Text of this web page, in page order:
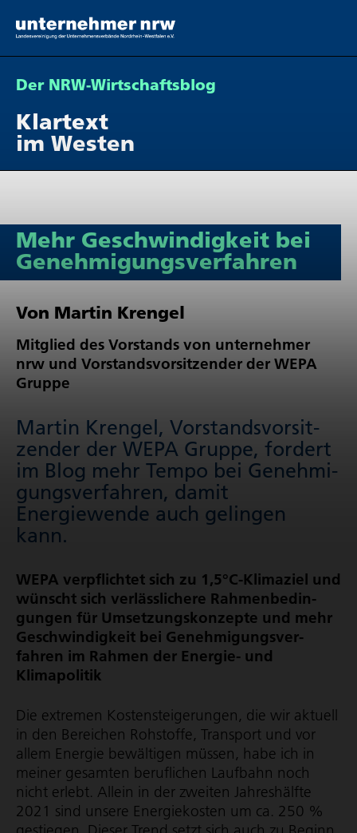
Der NRW-Wirt­schafts­blog
Klartext
im Westen
Mehr Geschwin­dig­keit bei
Geneh­mi­gungs­ver­fahren
Von Martin Krengel
Mitglied des Vorstands von unternehmer
nrw und Vorstands­vor­sit­zender der WEPA
Gruppe
Martin Krengel, Vorstands­vor­sit­
zender der WEPA Gruppe, fordert
im Blog mehr Tempo bei Geneh­mi­
gungs­ver­fahren, damit
Energiewende auch gelingen
kann.
WEPA verpflichtet sich zu 1,5°C-Klimaziel und
wünscht sich verlässlichere Rahmen­be­din­
gungen für Umset­zungs­kon­zepte und mehr
Geschwin­dig­keit bei Geneh­mi­gungs­ver­
fahren im Rahmen der Energie- und
Klimapolitik
Die extremen Kosten­stei­ge­rungen, die wir aktuell
in den Bereichen Rohstoffe, Transport und vor
allem Energie bewältigen müssen, habe ich in
meiner gesamten beruflichen Laufbahn noch
nicht erlebt. Allein in der zweiten Jahreshälfte
2021 sind unsere Energiekosten um ca. 250 %